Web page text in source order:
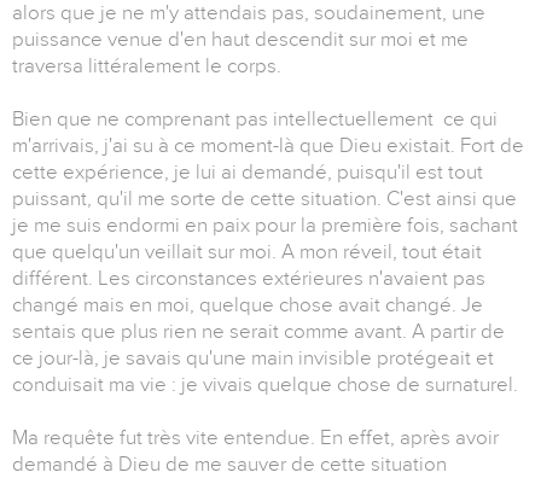
alors que je ne m'y attendais pas, soudainement, une
puissance venue d'en haut descendit sur moi et me
traversa littéralement le corps.
Bien que ne comprenant pas intellectuellement ce qui
m'arrivais, j'ai su à ce moment-là que Dieu existait. Fort de
cette expérience, je lui ai demandé, puisqu'il est tout
puissant, qu'il me sorte de cette situation. C'est ainsi que
je me suis endormi en paix pour la première fois, sachant
que quelqu'un veillait sur moi. A mon réveil, tout était
différent. Les circonstances extérieures n'avaient pas
changé mais en moi, quelque chose avait changé. Je
sentais que plus rien ne serait comme avant. A partir de
ce jour-là, je savais qu'une main invisible protégeait et
conduisait ma vie : je vivais quelque chose de surnaturel.
Ma requête fut très vite entendue. En effet, après avoir
demandé à Dieu de me sauver de cette situation